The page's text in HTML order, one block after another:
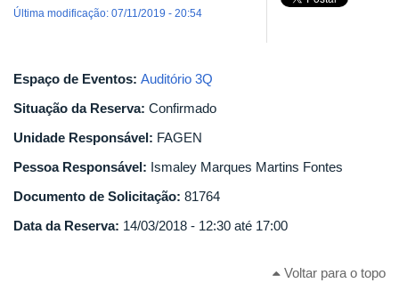
Última modificação: 07/11/2019 - 20:54
Espaço de Eventos: Auditório 3Q
Situação da Reserva: Confirmado
Unidade Responsável: FAGEN
Pessoa Responsável: Ismaley Marques Martins Fontes
Documento de Solicitação: 81764
Data da Reserva: 14/03/2018 - 12:30 até 17:00
Voltar para o topo